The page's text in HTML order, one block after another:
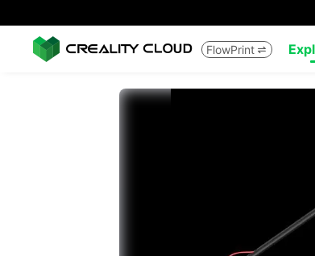
FlowPrint 